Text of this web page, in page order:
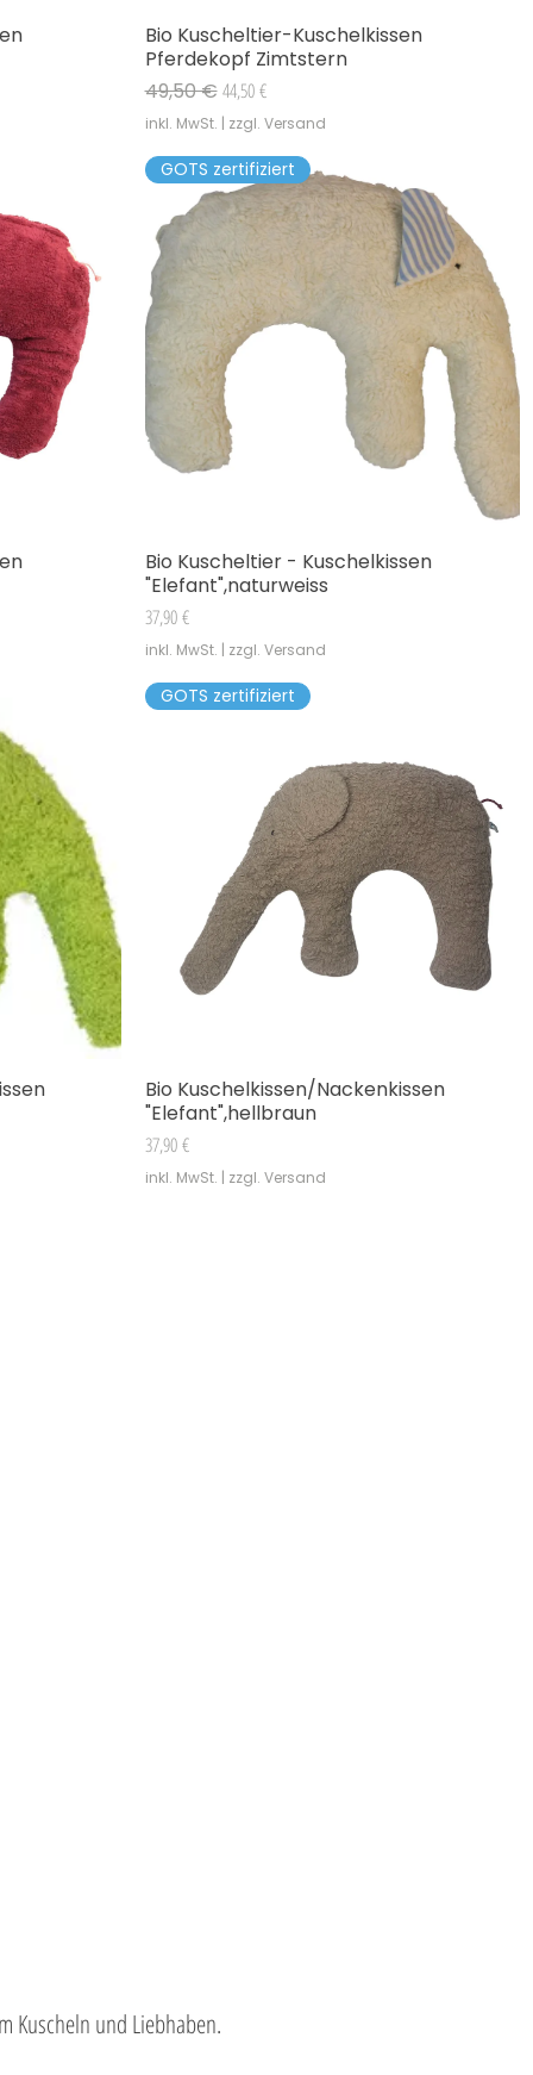
Schnellansicht
Bio Kuscheltier-Kuschelkissen
Pferdekopf Zimtstern
Standardpreis
49,50 € Sale-Preis
44,50 €
inkl. MwSt. | zzgl. Versand
Schnellansicht
GOTS zertifiziert
Bio Kuscheltier - Kuschelkissen
"Elefant",naturweiss
Preis
37,90 €
inkl. MwSt. | zzgl. Versand
Schnellansicht
GOTS zertifiziert
Bio Kuschelkissen/Nackenkissen
"Elefant",hellbraun
Preis
37,90 €
inkl. MwSt. | zzgl. Versand
Kuscheln und Liebhaben.